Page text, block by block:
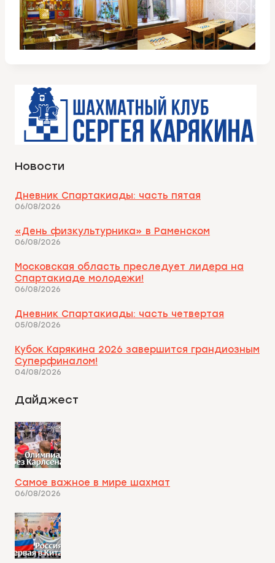
Новости
Дневник Спартакиады: часть пятая
06/08/2026
«День физкультурника» в Раменском
06/08/2026
Московская область преследует лидера на
Спартакиаде молодежи!
06/08/2026
Дневник Спартакиады: часть четвертая
05/08/2026
Кубок Карякина 2026 завершится грандиозным
Суперфиналом!
04/08/2026
Дайджест
Самое важное в мире шахмат
06/08/2026